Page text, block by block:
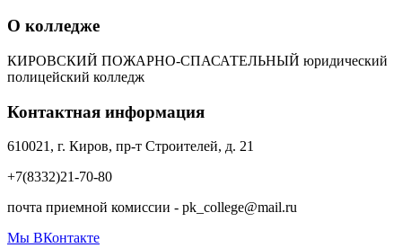
О колледже
КИРОВСКИЙ ПОЖАРНО-СПАСАТЕЛЬНЫЙ юридический
полицейский колледж
Контактная информация
610021, г. Киров, пр-т Строителей, д. 21
+7(8332)21-70-80
почта приемной комиссии - pk_college@mail.ru
Мы ВКонтакте